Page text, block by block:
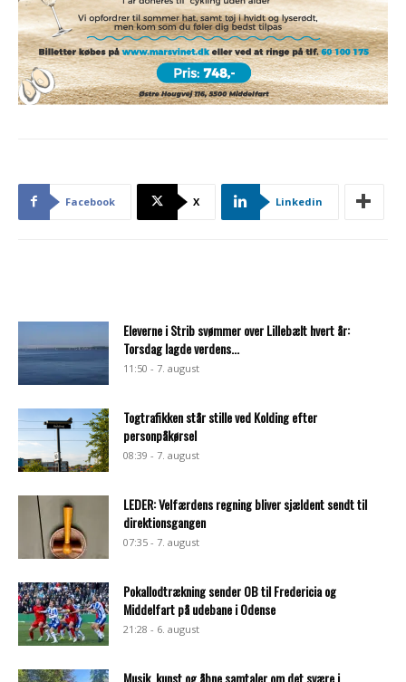
Facebook X Linkedin
Eleverne i Strib svømmer over Lillebælt hvert år:
Torsdag lagde verdens...
11:50 - 7. august
Togtrafikken står stille ved Kolding efter
personpåkørsel
08:39 - 7. august
LEDER: Velfærdens regning bliver sjældent sendt til
direktionsgangen
07:35 - 7. august
Pokallodtrækning sender OB til Fredericia og
Middelfart på udebane i Odense
21:28 - 6. august
Musik, kunst og åbne samtaler om det svære i